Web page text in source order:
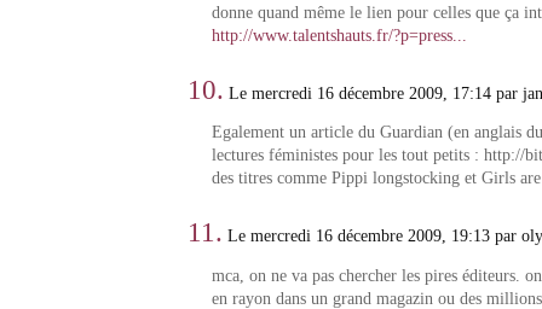
donne quand même le lien pour celles que ça
http://www.talentshauts.fr/?p=press...
10. Le mercredi 16 décembre 2009, 17:14 par
Egalement un article du Guardian (en anglais
lectures féministes pour les tout petits : http://
des titres comme Pippi longstocking et Girls
11. Le mercredi 16 décembre 2009, 19:13 par
mca, on ne va pas chercher les pires éditeurs.
en rayon dans un grand magazin ou des